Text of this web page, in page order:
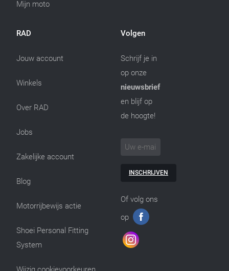
Mijn moto
RAD
Jouw account
Winkels
Over RAD
Jobs
Zakelijke account
Blog
Motorrijbewijs actie
Shoei Personal Fitting
System
Volgen
Schrijf je in
op onze
nieuwsbrief
en blijf op
de hoogte!
INSCHRIJVEN
Of volg ons
op